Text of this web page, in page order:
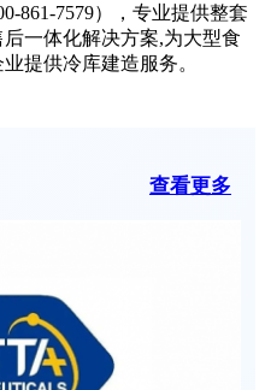
861-7579），专业提供整套
一体化解决方案,为大型食
提供冷库建造服务。
查看更多